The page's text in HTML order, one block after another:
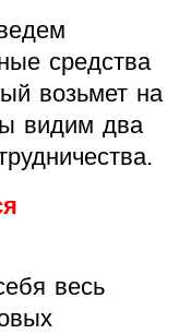
средства
возьмет на
видим два
весь